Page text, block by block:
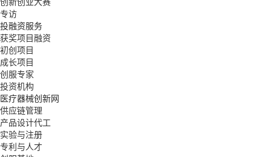
专访
投融资服务
获奖项目融资
初创项目
成长项目
创服专家
投资机构
医疗器械创新网
供应链管理
产品设计代工
实验与注册
专利与人才